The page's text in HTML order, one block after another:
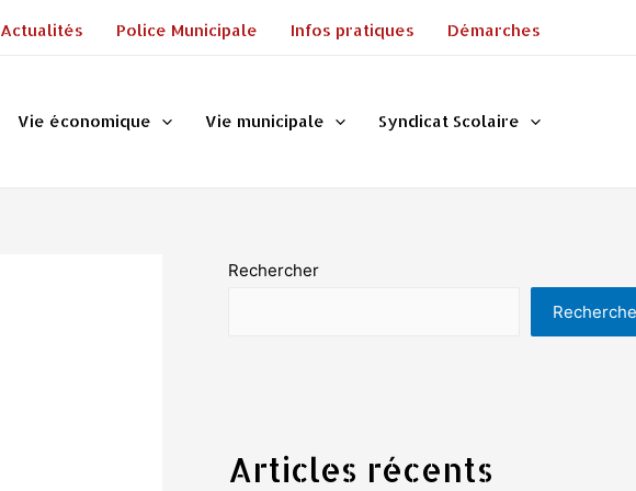
Actualités Police Municipale Infos pratiques Démarches
Vie économique Vie municipale Syndicat Scolaire
Rechercher
Articles récents